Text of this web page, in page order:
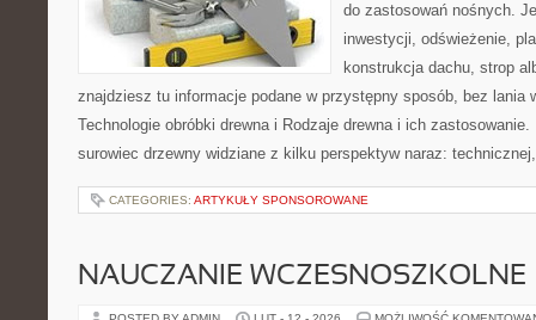
do zastosowań nośnych.
inwestycji, odświeżenie,
konstrukcja dachu, strop
znajdziesz tu informacje podane w przystępny sposób, bez lania
Technologie obróbki drewna i Rodzaje drewna i ich
surowiec drzewny widziane z kilku perspektyw naraz:
CATEGORIES: ARTYKUŁY SPONSOROWANE
NAUCZANIE WCZESNOSZKOLNE